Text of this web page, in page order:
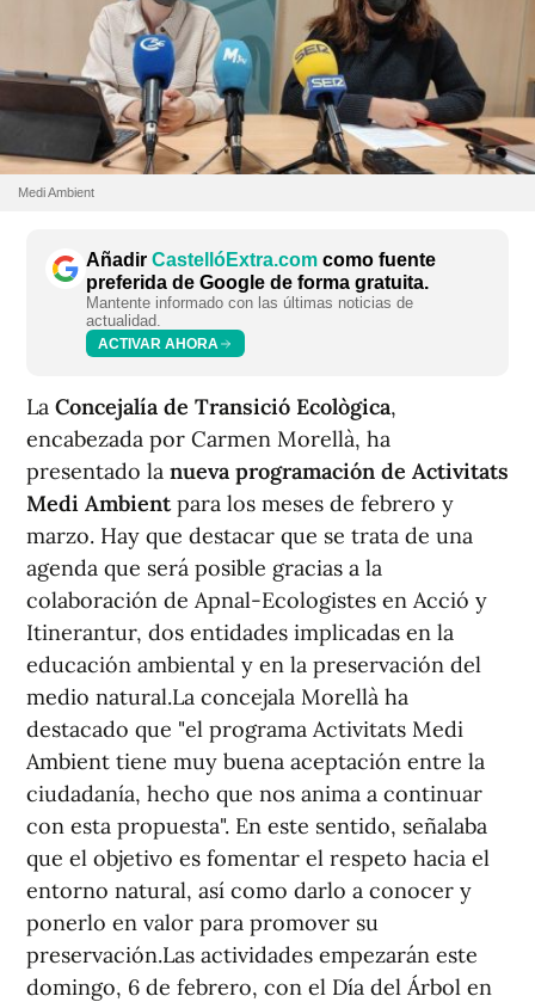
Medi Ambient
Añadir CastellóExtra.com como fuente
preferida de Google de forma gratuita.
Mantente informado con las últimas noticias de
actualidad.
ACTIVAR AHORA
La Concejalía de Transició Ecològica,
encabezada por Carmen Morellà, ha
presentado la nueva programación de Activitats
Medi Ambientpara los meses de febrero y
marzo. Hay que destacar que se trata de una
agenda que será posible gracias a la
colaboración de Apnal-Ecologistes en Acció y
Itinerantur, dos entidades implicadas en la
educación ambiental y en la preservación del
medio natural.La concejala Morellà ha
destacado que "el programa Activitats Medi
Ambient tiene muy buena aceptación entre la
ciudadanía, hecho que nos anima a continuar
con esta propuesta". En este sentido, señalaba
que el objetivo es fomentar el respeto hacia el
entorno natural, así como darlo a conocer y
ponerlo en valor para promover su
preservación.Las actividades empezarán este
domingo, 6 de febrero, con el Día del Árbol en